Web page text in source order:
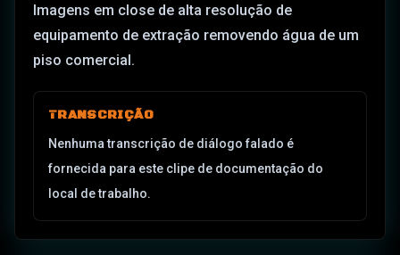
Imagens em close de alta resolução de
equipamento de extração removendo água de um
piso comercial.
TRANSCRIÇÃO
Nenhuma transcrição de diálogo falado é
fornecida para este clipe de documentação do
local de trabalho.